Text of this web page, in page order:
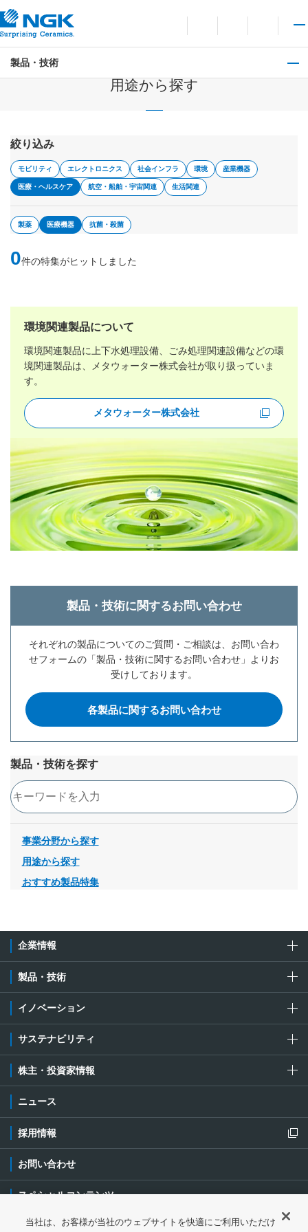
言語切り替えメニュー
サイト内検索を開
お問い合わせ
メイ
製品・技術
用途から探す
絞り込み
モビリティ エレクトロニクス 社会インフラ 環境 産業機器
医療・ヘルスケア 航空・船舶・宇宙関連 生活関連
製薬 医療機器 抗菌・殺菌
0件の特集がヒットしました
環境関連製品について
環境関連製品に上下水処理設備、ごみ処理関連設備などの環
境関連製品は、
メタウォーター株式会社が取り扱っていま
す。
メタウォーター株式会社新規ウィンドウを開きます
製品・技術に関するお問い合わせ
それぞれの製品についてのご質問・ご相談は、お問い合わ
せフォームの「製品・技術に関するお問い合わせ」よりお
受けしております。
各製品に関するお問い合わせ
製品・技術を探す
事業分野から探す
用途から探す
おすすめ製品特集
企業情報
製品・技術
イノベーション
サステナビリティ
株主・投資家情報
ニュース
採用情報
新規ウィンドウを開きます
お問い合わせ
スペシャルコンテンツ
ご利用条件・ご注意 プライバシーポリシー
新規ウィンドウを開き
当社は、お客様が当社のウェブサイトを快適にご利用いただけ